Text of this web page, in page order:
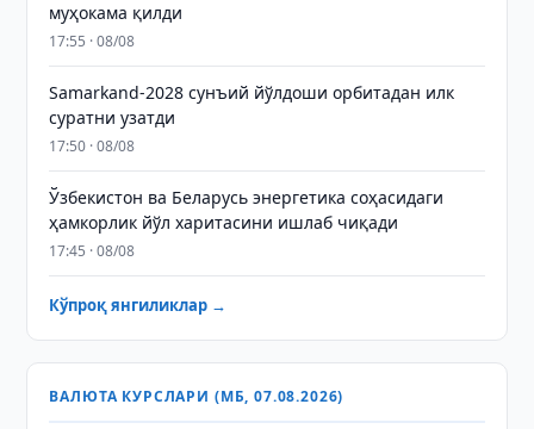
муҳокама қилди
17:55 · 08/08
Samarkand-2028 сунъий йўлдоши орбитадан илк
суратни узатди
17:50 · 08/08
Ўзбекистон ва Беларусь энергетика соҳасидаги
ҳамкорлик йўл харитасини ишлаб чиқади
17:45 · 08/08
Кўпроқ янгиликлар →
ВАЛЮТА КУРСЛАРИ (МБ, 07.08.2026)